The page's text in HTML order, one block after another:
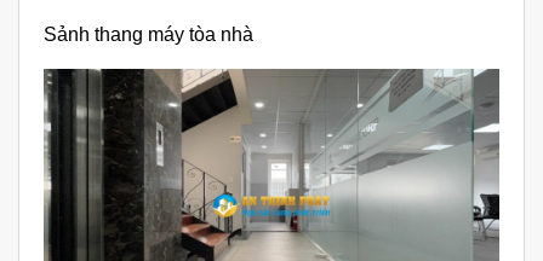
Sảnh thang máy tòa nhà